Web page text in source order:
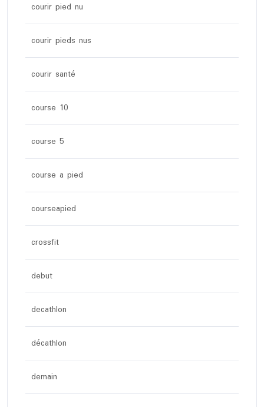
courir pied nu
courir pieds nus
courir santé
course 10
course 5
course a pied
courseapied
crossfit
debut
decathlon
décathlon
demain